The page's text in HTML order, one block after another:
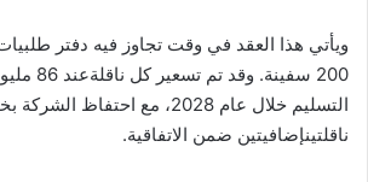
ويأتي هذا العقد في وقت تجاوز فيه دفتر
200 سفينة. وقد تم تسعير كل ناقلةعند
التسليم خلال عام ، مع احتفاظ الشركة
ناقلتينإضافيتين ضمن الاتفاقية.